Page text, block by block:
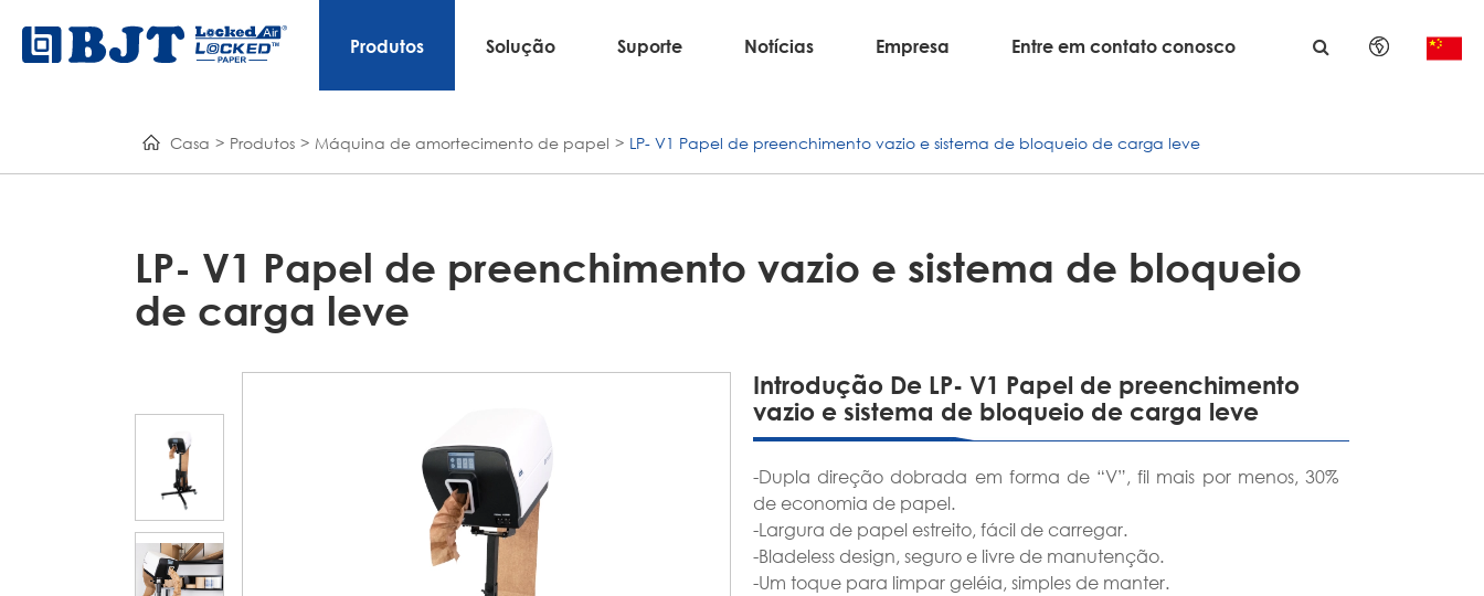
Produtos Solução Suporte Notícias Empresa Entre em contato conosco
français
русский
Casa Produtos Máquina de amortecimento de papel LP- V1 Papel de preenchimento vazio e sistema de bloqueio de carga leve
LP- V1 Papel de preenchimento vazio e sistema de bloqueio
de carga leve
Introdução De LP- V1 Papel de preenchimento
vazio e sistema de bloqueio de carga leve
-Dupla direção dobrada em forma de “V”, fil mais por menos, 30%
de economia de papel.
-Largura de papel estreito, fácil de carregar.
-Bladeless design, seguro e livre de manutenção.
-Um toque para limpar geléia, simples de manter.